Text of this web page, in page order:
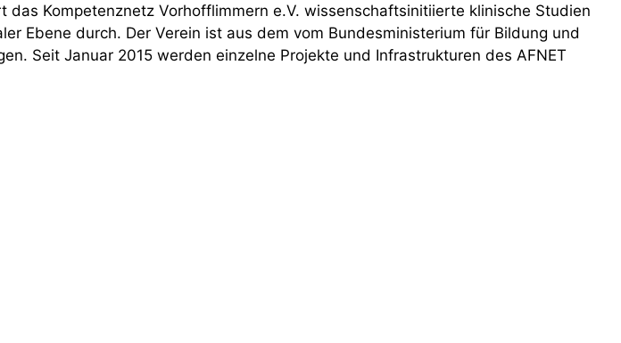
Kompetenznetz Vorhofflimmern e.V. wissenschaftsinitiierte klinische Studien
Ebene durch. Der Verein ist aus dem vom Bundesministerium für Bildung und
Seit Januar 2015 werden einzelne Projekte und Infrastrukturen des AFNET